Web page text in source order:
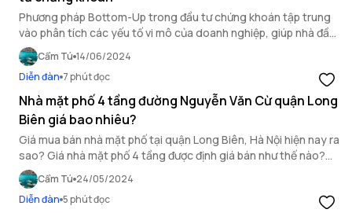
Phương pháp Bottom-Up trong đầu tư chứng khoán tập trung
vào phân tích các yếu tố vi mô của doanh nghiệp, giúp nhà đầu
tư tìm kiếm cổ phiếu tiềm năng bất chấp biến động của thị
trường chứng khoán.
Cẩm Tú 14/06/2024
Diễn đàn 7 phút đọc
Nhà mặt phố 4 tầng đường Nguyễn Văn Cừ quận Long
Biên giá bao nhiêu?
Giá mua bán nhà mặt phố tại quận Long Biên, Hà Nội hiện nay ra
sao? Giá nhà mặt phố 4 tầng được định giá bán như thế nào?
Cùng OneHousing tìm hiểu
Cẩm Tú 24/05/2024
Diễn đàn 5 phút đọc